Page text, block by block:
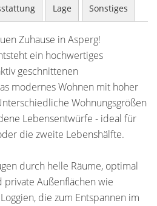
Lage Sonstiges
Zuhause in Asperg!
ein hochwertiges
geschnittenen
modernes Wohnen mit hoher
Wohnungsgrößen
Lebensentwürfe - ideal für
die zweite Lebenshälfte.
durch helle Räume, optimal
Außenflächen wie
die zum Entspannen im